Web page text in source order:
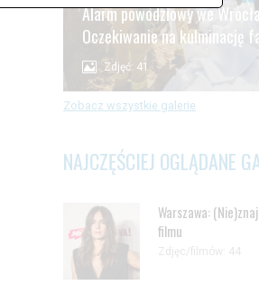
Alarm powodziowy we
Oczekiwanie na kulminację
Zdjęć: 41
Zobacz wszystkie galerie
NAJCZĘŚCIEJ OGLĄDANE
Warszawa:
filmu
Zdjęc/filmów: 44